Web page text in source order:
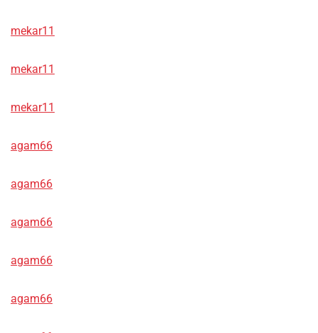
mekar11
mekar11
mekar11
agam66
agam66
agam66
agam66
agam66